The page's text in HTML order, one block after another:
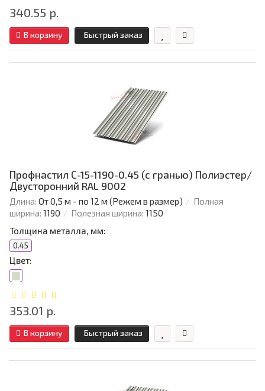
340.55 р.
В корзину Быстрый заказ
Профнастил С-15-1190-0.45 (с гранью) Полиэстер/
Двусторонний RAL 9002
Длина: От 0,5 м - по 12 м (Режем в размер)
Полная
ширина: 1190 Полезная ширина: 1150
Толщина металла, мм:
0.45
Цвет:
353.01 р.
В корзину Быстрый заказ